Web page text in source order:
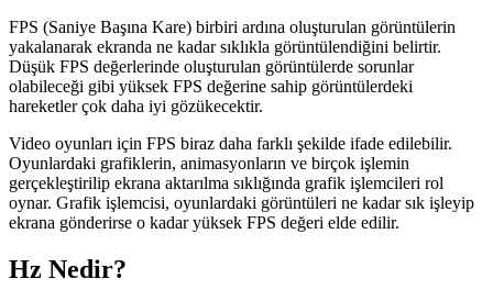
FPS (Saniye Başına Kare) birbiri ardına oluşturulan görüntülerin
yakalanarak ekranda ne kadar sıklıkla görüntülendiğini belirtir.
Düşük FPS değerlerinde oluşturulan görüntülerde sorunlar
olabileceği gibi yüksek FPS değerine sahip görüntülerdeki
hareketler çok daha iyi gözükecektir.
Video oyunları için FPS biraz daha farklı şekilde ifade edilebilir.
Oyunlardaki grafiklerin, animasyonların ve birçok işlemin
gerçekleştirilip ekrana aktarılma sıklığında grafik işlemcileri rol
oynar. Grafik işlemcisi, oyunlardaki görüntüleri ne kadar sık işleyip
ekrana gönderirse o kadar yüksek FPS değeri elde edilir.
Hz Nedir?